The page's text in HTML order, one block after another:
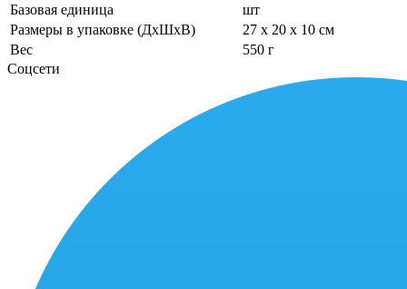
Базовая единица
шт
Размеры в упаковке (ДхШхВ)
27 x 20 x 10 см
Вес
550 г
Соцсети